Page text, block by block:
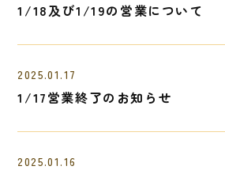
1/18及び1/19の営業について
2025.01.17
1/17営業終了のお知らせ
2025.01.16